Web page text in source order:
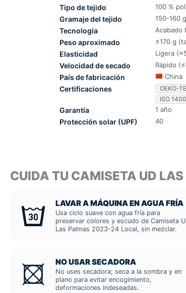
Tipo de tejido 100 %
Gramaje del tejido 150-160
Tecnología Acabado
Peso aproximado ±170 g
Elasticidad Ligera
Velocidad de secado Rápido
País de fabricación China
Certificaciones OEKO-
ISO
Garantía 1 año
Protección solar (UPF) 40
CUIDA TU CAMISETA UD
LAVAR A MÁQUINA EN AGUA FRÍA
Usa ciclo suave con agua fría para
preservar colores y escudo de Camiseta
Las Palmas 2023-24 Local, sin mezclar.
NO USAR SECADORA
No uses secadora; seca a la sombra y en
plano para evitar encogimiento,
deformaciones indeseadas.